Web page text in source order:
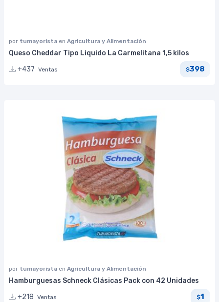
por tumayorista en Agricultura y Alimentación
Queso Cheddar Tipo Liquido La Carmelitana 1,5 kilos
+437 Ventas $398
por tumayorista en Agricultura y Alimentación
Hamburguesas Schneck Clásicas Pack con 42 Unidades
+218 Ventas $1